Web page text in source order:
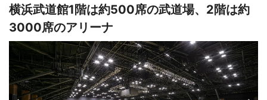
横浜武道館1階は約500席の武道場、2階は約
3000席のアリーナ